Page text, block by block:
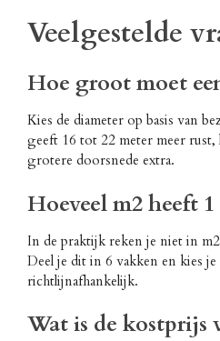
Veelgestelde
Hoe groot moet
Kies de diameter op basis van
geeft 16 tot 22 meter meer rust,
grotere doorsnede extra.
Hoeveel m2 heeft
In de praktijk reken je niet in
Deel je dit in 6 vakken en kies
richtlijnafhankelijk.
Wat is de kostprijs